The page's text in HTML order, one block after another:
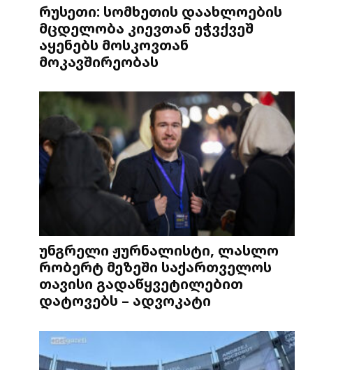
რუსეთი: სომხეთის დაახლოების
მცდელობა კიევთან ეჭვქვეშ
აყენებს მოსკოვთან
მოკავშირეობას
უნგრელი ჟურნალისტი, ლასლო
რობერტ მეზეში საქართველოს
თავისი გადაწყვეტილებით
დატოვებს – ადვოკატი